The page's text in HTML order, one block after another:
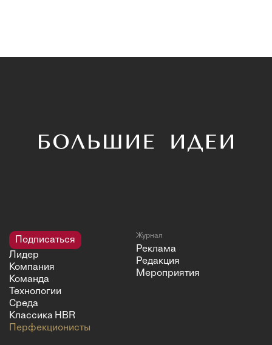
Подписаться
Лидер
Компания
Команда
Технологии
Среда
Классика HBR
Перфекционисты
Журнал
Реклама
Редакция
Мероприятия